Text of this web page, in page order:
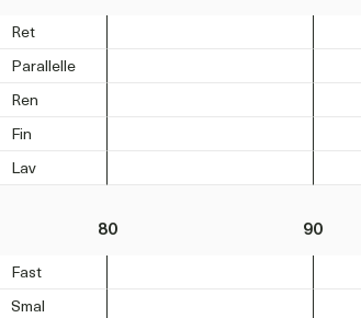
Ret
Parallelle
Ren
Fin
Lav
80 90
Fast
Smal